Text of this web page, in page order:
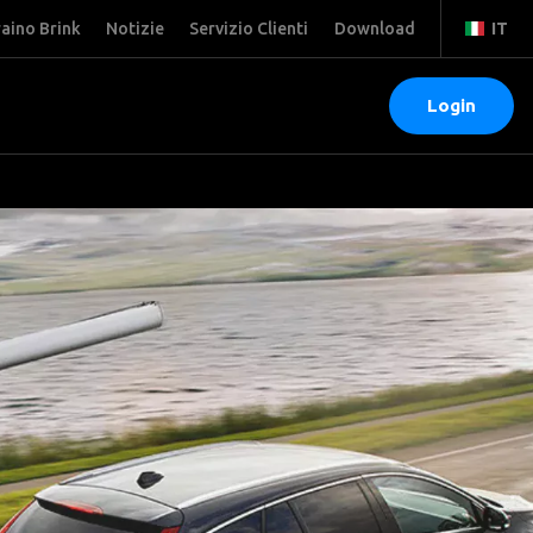
Brink Notizie Servizio Clienti Download IT
Login